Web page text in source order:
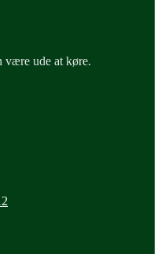
være ude at køre.